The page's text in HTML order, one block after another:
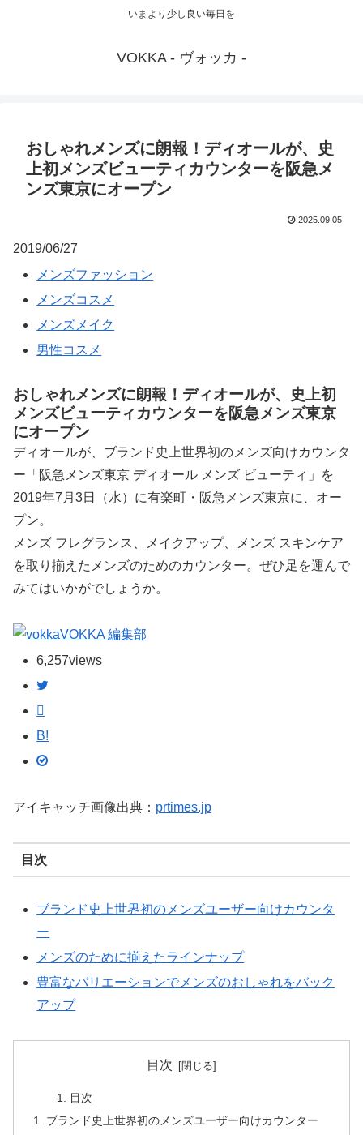
いまより少し良い毎日を
VOKKA - ヴォッカ -
おしゃれメンズに朗報！ディオールが、史
上初メンズビューティカウンターを阪急メ
ンズ東京にオープン
2025.09.05
2019/06/27
メンズファッション
メンズコスメ
メンズメイク
男性コスメ
おしゃれメンズに朗報！ディオールが、史上初
メンズビューティカウンターを阪急メンズ東京
にオープン
ディオールが、ブランド史上世界初のメンズ向けカウンタ
ー「阪急メンズ東京 ディオール メンズ ビューティ」を
2019年7月3日（水）に有楽町・阪急メンズ東京に、オー
プン。
メンズ フレグランス、メイクアップ、メンズ スキンケア
を取り揃えたメンズのためのカウンター。ぜひ足を運んで
みてはいかがでしょうか。
VOKKA 編集部
6,257views
B!
アイキャッチ画像出典： prtimes.jp
目次
ブランド史上世界初のメンズユーザー向けカウンタ
ー
メンズのために揃えたラインナップ
豊富なバリエーションでメンズのおしゃれをバック
アップ
目次
目次
ブランド史上世界初のメンズユーザー向けカウンター